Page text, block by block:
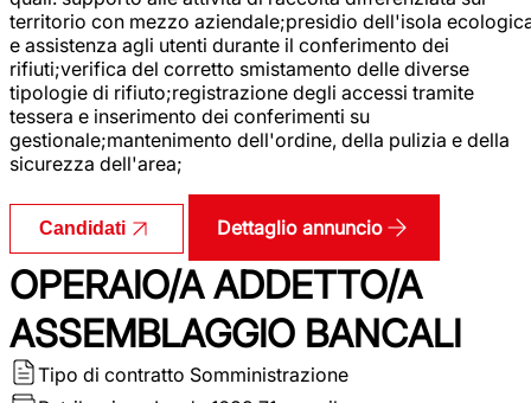
territorio con mezzo aziendale;presidio dell'isola
e assistenza agli utenti durante il conferimento dei
rifiuti;verifica del corretto smistamento delle diverse
tipologie di rifiuto;registrazione degli accessi tramite
tessera e inserimento dei conferimenti su
gestionale;mantenimento dell'ordine, della pulizia e della
sicurezza dell'area;
Candidati Dettaglio annuncio
OPERAIO/A ADDETTO/A
ASSEMBLAGGIO BANCALI
Tipo di contratto Somministrazione